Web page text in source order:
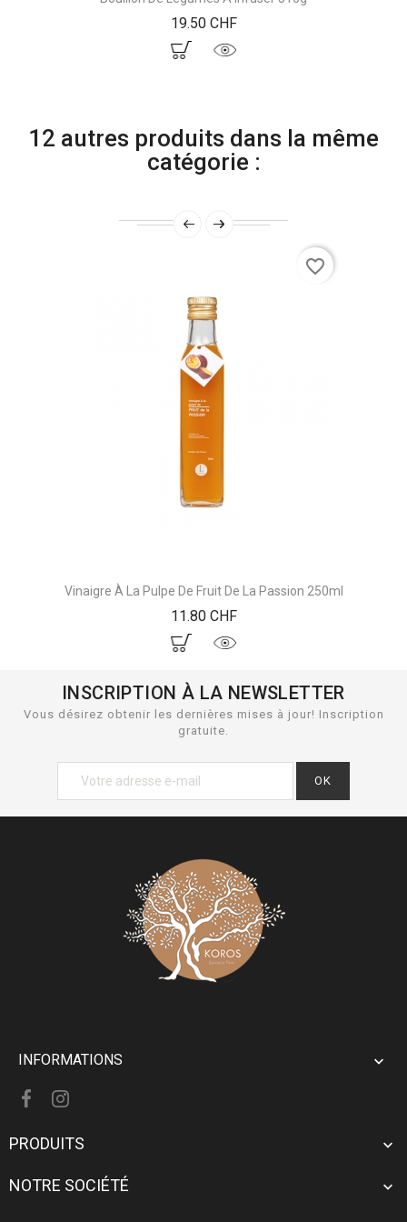
19.50 CHFPrix
12 autres produits dans la même
catégorie :
Vinaigre À La Pulpe De Fruit De La Passion 250ml
11.80 CHFPrix
favorite_border
INSCRIPTION À LA NEWSLETTER
Vous désirez obtenir les dernières mises à jour! Inscription
gratuite.
INFORMATIONS 
PRODUITS 
NOTRE SOCIÉTÉ 